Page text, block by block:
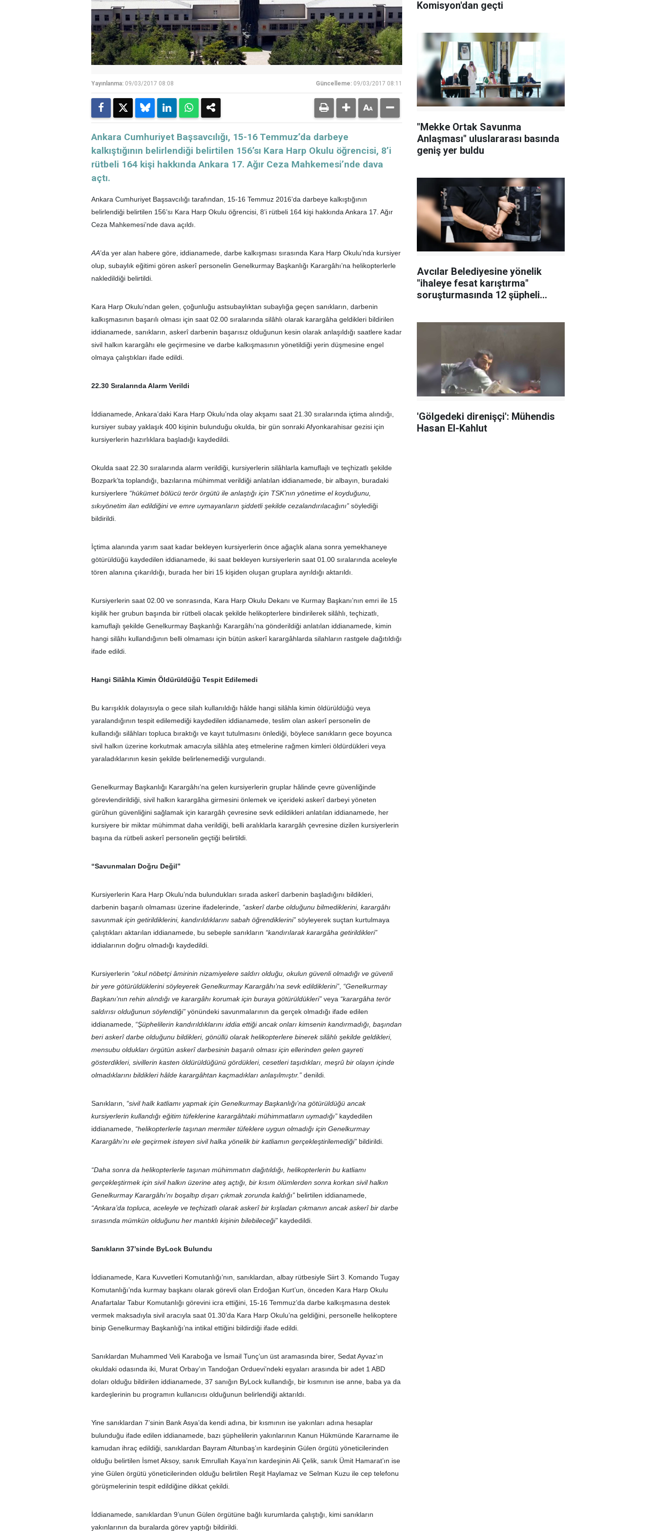
Yayınlanma: 09/03/2017 08:08 Güncelleme: 09/03/2017 08:11
Ankara Cumhuriyet Başsavcılığı, 15-16 Temmuz’da darbeye
kalkıştığının belirlendiği belirtilen 156’sı Kara Harp Okulu öğrencisi, 8’i
rütbeli 164 kişi hakkında Ankara 17. Ağır Ceza Mahkemesi’nde dava
açtı.
Ankara Cumhuriyet Başsavcılığı tarafından, 15-16 Temmuz 2016’da darbeye kalkıştığının
belirlendiği belirtilen 156’sı Kara Harp Okulu öğrencisi, 8’i rütbeli 164 kişi hakkında Ankara 17. Ağır
Ceza Mahkemesi’nde dava açıldı.
AA’da yer alan habere göre, iddianamede, darbe kalkışması sırasında Kara Harp Okulu’nda kursiyer
olup, subaylık eğitimi gören askerî personelin Genelkurmay Başkanlığı Karargâhı’na helikopterlerle
nakledildiği belirtildi.
Kara Harp Okulu’ndan gelen, çoğunluğu astsubaylıktan subaylığa geçen sanıkların, darbenin
kalkışmasının başarılı olması için saat 02.00 sıralarında silâhlı olarak karargâha geldikleri bildirilen
iddianamede, sanıkların, askerî darbenin başarısız olduğunun kesin olarak anlaşıldığı saatlere kadar
sivil halkın karargâhı ele geçirmesine ve darbe kalkışmasının yönetildiği yerin düşmesine engel
olmaya çalıştıkları ifade edildi.
22.30 Sıralarında Alarm Verildi
İddianamede, Ankara’daki Kara Harp Okulu’nda olay akşamı saat 21.30 sıralarında içtima alındığı,
kursiyer subay yaklaşık 400 kişinin bulunduğu okulda, bir gün sonraki Afyonkarahisar gezisi için
kursiyerlerin hazırlıklara başladığı kaydedildi.
Okulda saat 22.30 sıralarında alarm verildiği, kursiyerlerin silâhlarla kamuflajlı ve teçhizatlı şekilde
Bozpark’ta toplandığı, bazılarına mühimmat verildiği anlatılan iddianamede, bir albayın, buradaki
kursiyerlere “hükümet bölücü terör örgütü ile anlaştığı için TSK’nın yönetime el koyduğunu,
sıkıyönetim ilan edildiğini ve emre uymayanların şiddetli şekilde cezalandırılacağını” söylediği
bildirildi.
İçtima alanında yarım saat kadar bekleyen kursiyerlerin önce ağaçlık alana sonra yemekhaneye
götürüldüğü kaydedilen iddianamede, iki saat bekleyen kursiyerlerin saat 01.00 sıralarında aceleyle
tören alanına çıkarıldığı, burada her biri 15 kişiden oluşan gruplara ayrıldığı aktarıldı.
Kursiyerlerin saat 02.00 ve sonrasında, Kara Harp Okulu Dekanı ve Kurmay Başkanı’nın emri ile 15
kişilik her grubun başında bir rütbeli olacak şekilde helikopterlere bindirilerek silâhlı, teçhizatlı,
kamuflajlı şekilde Genelkurmay Başkanlığı Karargâhı’na gönderildiği anlatılan iddianamede, kimin
hangi silâhı kullandığının belli olmaması için bütün askerî karargâhlarda silahların rastgele dağıtıldığı
ifade edildi.
Hangi Silâhla Kimin Öldürüldüğü Tespit Edilemedi
Bu karışıklık dolayısıyla o gece silah kullanıldığı hâlde hangi silâhla kimin öldürüldüğü veya
yaralandığının tespit edilemediği kaydedilen iddianamede, teslim olan askerî personelin de
kullandığı silâhları topluca bıraktığı ve kayıt tutulmasını önlediği, böylece sanıkların gece boyunca
sivil halkın üzerine korkutmak amacıyla silâhla ateş etmelerine rağmen kimleri öldürdükleri veya
yaraladıklarının kesin şekilde belirlenemediği vurgulandı.
Genelkurmay Başkanlığı Karargâhı’na gelen kursiyerlerin gruplar hâlinde çevre güvenliğinde
görevlendirildiği, sivil halkın karargâha girmesini önlemek ve içerideki askerî darbeyi yöneten
gürûhun güvenliğini sağlamak için karargâh çevresine sevk edildikleri anlatılan iddianamede, her
kursiyere bir miktar mühimmat daha verildiği, belli aralıklarla karargâh çevresine dizilen kursiyerlerin
başına da rütbeli askerî personelin geçtiği belirtildi.
“Savunmaları Doğru Değil”
Kursiyerlerin Kara Harp Okulu’nda bulundukları sırada askerî darbenin başladığını bildikleri,
darbenin başarılı olmaması üzerine ifadelerinde, “askerî darbe olduğunu bilmediklerini, karargâhı
savunmak için getirildiklerini, kandırıldıklarını sabah öğrendiklerini” söyleyerek suçtan kurtulmaya
çalıştıkları aktarılan iddianamede, bu sebeple sanıkların “kandırılarak karargâha getirildikleri”
iddialarının doğru olmadığı kaydedildi.
Kursiyerlerin “okul nöbetçi âmirinin nizamiyelere saldırı olduğu, okulun güvenli olmadığı ve güvenli
bir yere götürüldüklerini söyleyerek Genelkurmay Karargâhı’na sevk edildiklerini”, “Genelkurmay
Başkanı’nın rehin alındığı ve karargâhı korumak için buraya götürüldükleri” veya “karargâha terör
saldırısı olduğunun söylendiği” yönündeki savunmalarının da gerçek olmadığı ifade edilen
iddianamede, “Şüphelilerin kandırıldıklarını iddia ettiği ancak onları kimsenin kandırmadığı, başından
beri askerî darbe olduğunu bildikleri, gönüllü olarak helikopterlere binerek silâhlı şekilde geldikleri,
mensubu oldukları örgütün askerî darbesinin başarılı olması için ellerinden gelen gayreti
gösterdikleri, sivillerin kasten öldürüldüğünü gördükleri, cesetleri taşıdıkları, meşrû bir olayın içinde
olmadıklarını bildikleri hâlde karargâhtan kaçmadıkları anlaşılmıştır.” denildi.
Sanıkların, “sivil halk katliamı yapmak için Genelkurmay Başkanlığı’na götürüldüğü ancak
kursiyerlerin kullandığı eğitim tüfeklerine karargâhtaki mühimmatların uymadığı” kaydedilen
iddianamede, “helikopterlerle taşınan mermiler tüfeklere uygun olmadığı için Genelkurmay
Karargâhı’nı ele geçirmek isteyen sivil halka yönelik bir katliamın gerçekleştirilemediği” bildirildi.
“Daha sonra da helikopterlerle taşınan mühimmatın dağıtıldığı, helikopterlerin bu katliamı
gerçekleştirmek için sivil halkın üzerine ateş açtığı, bir kısım ölümlerden sonra korkan sivil halkın
Genelkurmay Karargâhı’nı boşaltıp dışarı çıkmak zorunda kaldığı” belirtilen iddianamede,
“Ankara’da topluca, aceleyle ve teçhizatlı olarak askerî bir kışladan çıkmanın ancak askerî bir darbe
sırasında mümkün olduğunu her mantıklı kişinin bilebileceği” kaydedildi.
Sanıkların 37’sinde ByLock Bulundu
İddianamede, Kara Kuvvetleri Komutanlığı’nın, sanıklardan, albay rütbesiyle Siirt 3. Komando Tugay
Komutanlığı’nda kurmay başkanı olarak görevli olan Erdoğan Kurt’un, önceden Kara Harp Okulu
Anafartalar Tabur Komutanlığı görevini icra ettiğini, 15-16 Temmuz’da darbe kalkışmasına destek
vermek maksadıyla sivil aracıyla saat 01.30’da Kara Harp Okulu’na geldiğini, personelle helikoptere
binip Genelkurmay Başkanlığı’na intikal ettiğini bildirdiği ifade edildi.
Sanıklardan Muhammed Veli Karaboğa ve İsmail Tunç’un üst aramasında birer, Sedat Ayvaz’ın
okuldaki odasında iki, Murat Orbay’ın Tandoğan Orduevi’ndeki eşyaları arasında bir adet 1 ABD
doları olduğu bildirilen iddianamede, 37 sanığın ByLock kullandığı, bir kısmının ise anne, baba ya da
kardeşlerinin bu programın kullanıcısı olduğunun belirlendiği aktarıldı.
Yine sanıklardan 7’sinin Bank Asya’da kendi adına, bir kısmının ise yakınları adına hesaplar
bulunduğu ifade edilen iddianamede, bazı şüphelilerin yakınlarının Kanun Hükmünde Kararname ile
kamudan ihraç edildiği, sanıklardan Bayram Altunbaş’ın kardeşinin Gülen örgütü yöneticilerinden
olduğu belirtilen İsmet Aksoy, sanık Emrullah Kaya’nın kardeşinin Ali Çelik, sanık Ümit Hamarat’ın ise
yine Gülen örgütü yöneticilerinden olduğu belirtilen Reşit Haylamaz ve Selman Kuzu ile cep telefonu
görüşmelerinin tespit edildiğine dikkat çekildi.
İddianamede, sanıklardan 9’unun Gülen örgütüne bağlı kurumlarda çalıştığı, kimi sanıkların
yakınlarının da buralarda görev yaptığı bildirildi.
Komisyon'dan geçti
"Mekke Ortak Savunma
Anlaşması" uluslararası basında
geniş yer buldu
Avcılar Belediyesine yönelik
"ihaleye fesat karıştırma"
soruşturmasında 12 şüpheli
'Gölgedeki direnişçi': Mühendis
Hasan El-Kahlut